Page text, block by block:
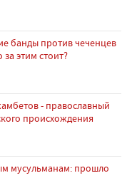
банды против чеченцев
за этим стоит?
- православный
происхождения
мусульманам: прошло